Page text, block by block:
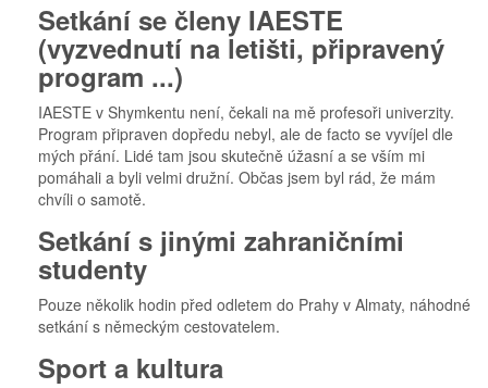
Setkání se členy IAESTE
(vyzvednutí na letišti, připravený
program ...)
IAESTE v Shymkentu není, čekali na mě profesoři univerzity.
Program připraven dopředu nebyl, ale de facto se vyvíjel dle
mých přání. Lidé tam jsou skutečně úžasní a se vším mi
pomáhali a byli velmi družní. Občas jsem byl rád, že mám
chvíli o samotě.
Setkání s jinými zahraničními
studenty
Pouze několik hodin před odletem do Prahy v Almaty, náhodné
setkání s německým cestovatelem.
Sport a kultura